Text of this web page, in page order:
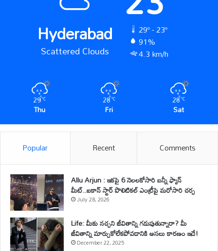
Hyderabad
Scattered Clouds
29º - 23º
91%
4.3 km/h
29℃
Thu
28℃
Fri
28℃
Sat
Popular Recent Comments
Allu Arjun : ఇకపై 6 నెలలకోసారి బన్నీ ఫ్యాన్
మీట్..ఐకాన్ స్టార్ పొలిటికల్ ఎంట్రీపై మరోసారి చర్చ
July 28, 2026
Life: మీకు నచ్చని జీవితాన్ని గడుపుతున్నారా? మీ
జీవితాన్ని మార్చుకోలేకపోవడానికి అసలు కారణం ఇదే!
December 22, 2025